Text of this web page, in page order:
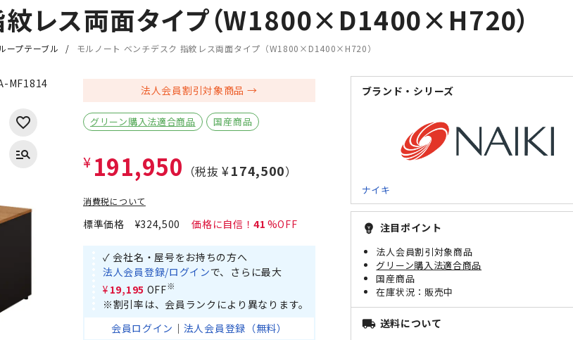
紋レス両面タイプ（W1800×D1400×H720）
ープテーブル モルノート ベンチデスク 指紋レス両面タイプ（W1800×D1400×H720）
MF1814 法人会員割引対象商品
グリーン購入法適合商品 国産商品
¥ 191,950 （税抜 ¥174,500）
消費税について
標準価格 ¥324,500 41
✓ 会社名・屋号をお持ちの方へ
法人会員登録/ログインで、さらに最大
¥19,195 OFF※
※割引率は、会員ランクにより異なります。
会員ログイン ｜ 法人会員登録（無料）
ブランド・シリーズ
ナイキ
emoji_objects 注目ポイント
法人会員割引対象商品
グリーン購入法適合商品
国産商品
販売中
local_shipping 送料について